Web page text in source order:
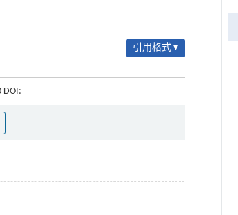
引用格式 ▾
DOI: